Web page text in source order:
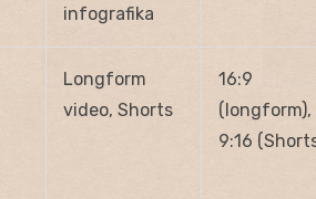
infografika
Longform
video, Shorts
16:9
(longform),
9:16